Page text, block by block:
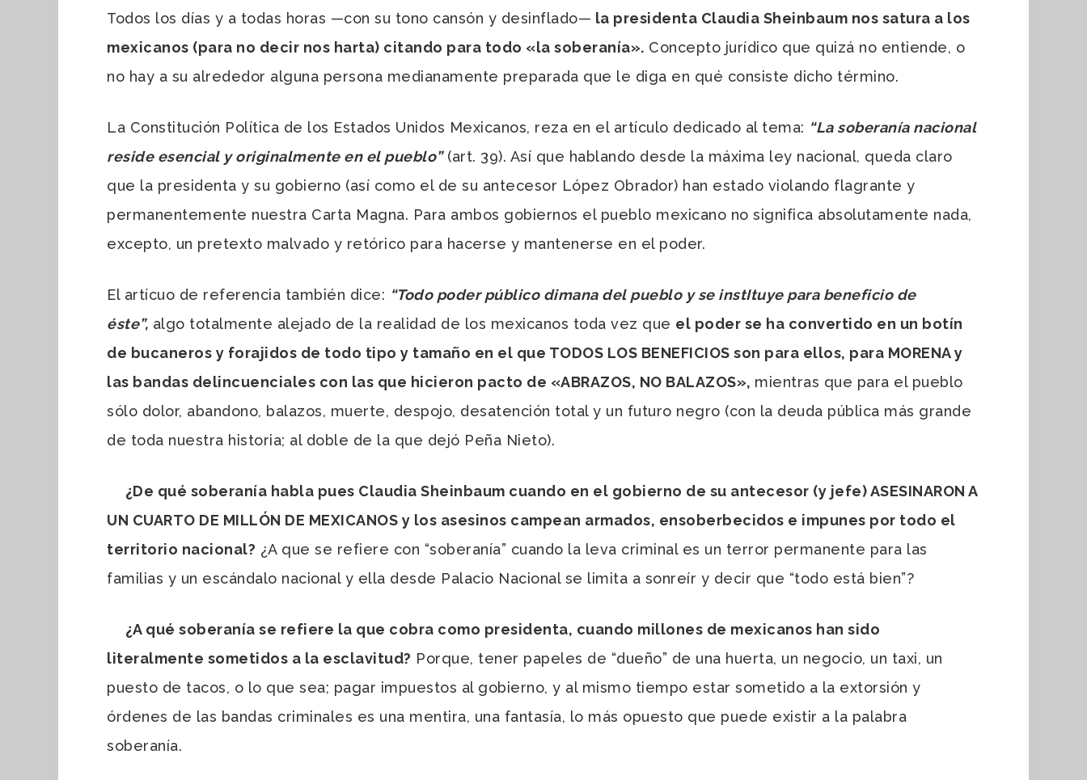
Todos los días y a todas horas —con su tono cansón y desinflado— la presidenta Claudia Sheinbaum nos satura a los
mexicanos (para no decir nos harta) citando para todo «la soberanía». Concepto jurídico que quizá no entiende, o
no hay a su alrededor alguna persona medianamente preparada que le diga en qué consiste dicho término.
La Constitución Política de los Estados Unidos Mexicanos, reza en el artículo dedicado al tema: “La soberanía nacional
reside esencial y originalmente en el pueblo”(art. 39). Así que hablando desde la máxima ley nacional, queda claro
que la presidenta y su gobierno (así como el de su antecesor López Obrador) han estado violando flagrante y
permanentemente nuestra Carta Magna. Para ambos gobiernos el pueblo mexicano no significa absolutamente nada,
excepto, un pretexto malvado y retórico para hacerse y mantenerse en el poder.
El artícuo de referencia también dice: “Todo poder público dimana del pueblo y se instItuye para beneficio de
éste”, algo totalmente alejado de la realidad de los mexicanos toda vez que el poder se ha convertido en un botín
de bucaneros y forajidos de todo tipo y tamaño en el que TODOS LOS BENEFICIOS son para ellos, para MORENA y
las bandas delincuenciales con las que hicieron pacto de «ABRAZOS, NO BALAZOS», mientras que para el pueblo
sólo dolor, abandono, balazos, muerte, despojo, desatención total y un futuro negro (con la deuda pública más grande
de toda nuestra historia; al doble de la que dejó Peña Nieto).
¿De qué soberanía habla pues Claudia Sheinbaum cuando en el gobierno de su antecesor (y jefe) ASESINARON A
UN CUARTO DE MILLÓN DE MEXICANOS y los asesinos campean armados, ensoberbecidos e impunes por todo el
territorio nacional? ¿A que se refiere con “soberanía” cuando la leva criminal es un terror permanente para las
familias y un escándalo nacional y ella desde Palacio Nacional se limita a sonreír y decir que “todo está bien”?
¿A qué soberanía se refiere la que cobra como presidenta, cuando millones de mexicanos han sido
literalmente sometidos a la esclavitud? Porque, tener papeles de “dueño” de una huerta, un negocio, un taxi, un
puesto de tacos, o lo que sea; pagar impuestos al gobierno, y al mismo tiempo estar sometido a la extorsión y
órdenes de las bandas criminales es una mentira, una fantasía, lo más opuesto que puede existir a la palabra
soberanía.